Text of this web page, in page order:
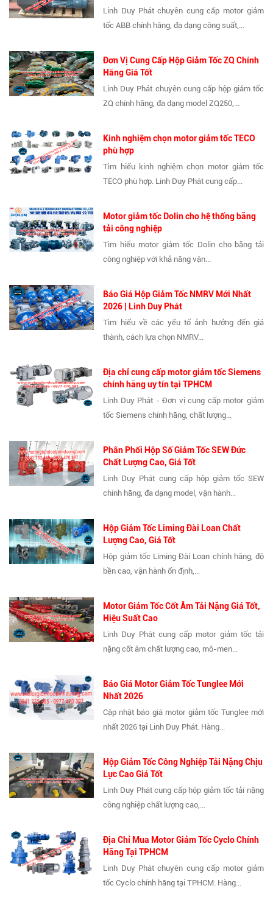
Linh Duy Phát chuyên cung cấp motor giảm
tốc ABB chính hãng, đa dạng công suất,...
Đơn Vị Cung Cấp Hộp Giảm Tốc ZQ Chính
Hãng Giá Tốt
Linh Duy Phát chuyên cung cấp hộp giảm tốc
ZQ chính hãng, đa dạng model ZQ250,...
Kinh nghiệm chọn motor giảm tốc TECO
phù hợp
Tìm hiểu kinh nghiệm chọn motor giảm tốc
TECO phù hợp. Linh Duy Phát cung cấp...
Motor giảm tốc Dolin cho hệ thống băng
tải công nghiệp
Tìm hiểu motor giảm tốc Dolin cho băng tải
công nghiệp với khả năng vận...
Báo Giá Hộp Giảm Tốc NMRV Mới Nhất
2026 | Linh Duy Phát
Tìm hiểu về các yếu tố ảnh hưởng đến giá
thành, cách lựa chọn NMRV...
Địa chỉ cung cấp motor giảm tốc Siemens
chính hãng uy tín tại TPHCM
Linh Duy Phát - Đơn vị cung cấp motor giảm
tốc Siemens chính hãng, chất lượng...
Phân Phối Hộp Số Giảm Tốc SEW Đức
Chất Lượng Cao, Giá Tốt
Linh Duy Phát cung cấp hộp giảm tốc SEW
chính hãng, đa dạng model, vận hành...
Hộp Giảm Tốc Liming Đài Loan Chất
Lượng Cao, Giá Tốt
Hộp giảm tốc Liming Đài Loan chính hãng, độ
bền cao, vận hành ổn định,...
Motor Giảm Tốc Cốt Âm Tải Nặng Giá Tốt,
Hiệu Suất Cao
Linh Duy Phát cung cấp motor giảm tốc tải
nặng cốt âm chất lượng cao, mô-men...
Báo Giá Motor Giảm Tốc Tunglee Mới
Nhất 2026
Cập nhật báo giá motor giảm tốc Tunglee mới
nhất 2026 tại Linh Duy Phát. Hàng...
Hộp Giảm Tốc Công Nghiệp Tải Nặng Chịu
Lực Cao Giá Tốt
Linh Duy Phát cung cấp hộp giảm tốc tải nặng
công nghiệp chất lượng cao,...
Địa Chỉ Mua Motor Giảm Tốc Cyclo Chính
Hãng Tại TPHCM
Linh Duy Phát chuyên cung cấp motor giảm
tốc Cyclo chính hãng tại TPHCM. Hàng...